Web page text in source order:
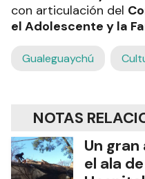
con articulación del
el Adolescente y la
Gualeguaychú
NOTAS
Un
el ala